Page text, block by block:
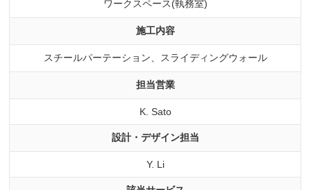
ワークスペース(執務室)
施工内容
スチールパーテーション、スライディングウォール
担当営業
K. Sato
設計・デザイン担当
Y. Li